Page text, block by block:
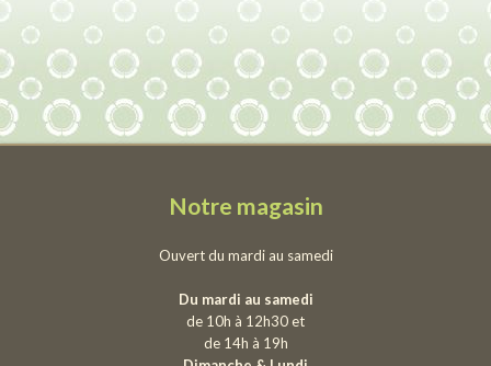
Notre magasin
Ouvert du mardi au samedi
Du mardi au samedi
de 10h à 12h30 et
de 14h à 19h